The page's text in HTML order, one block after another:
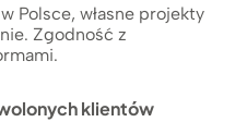
Polsce, własne projekty
Zgodność z
klientów